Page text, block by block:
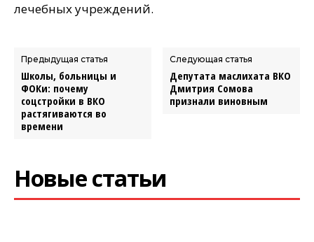
лечебных учреждений.
Предыдущая статья
Школы, больницы и
ФОКи: почему
соцстройки в ВКО
растягиваются во
времени
Следующая статья
Депутата маслихата ВКО
Дмитрия Сомова
признали виновным
Новые статьи